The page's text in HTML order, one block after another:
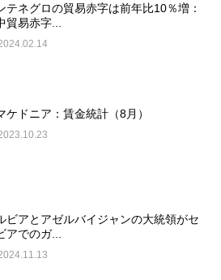
テネグロの貿易赤字は前年比10％増：
貿易赤字...
ケドニア：賃金統計（8月）
ビアとアゼルバイジャンの大統領がセ
アでのガ...